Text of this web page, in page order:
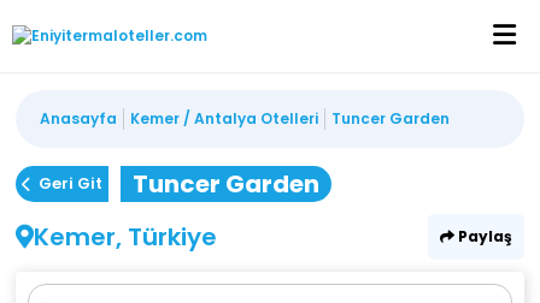
Anasayfa Kemer / Antalya Otelleri Tuncer Garden
Geri Git
Tuncer Garden
Kemer, Türkiye
Paylaş